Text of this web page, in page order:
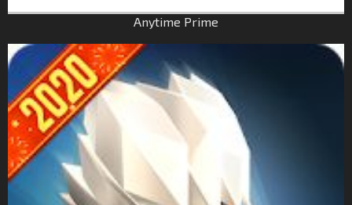
Anytime Prime